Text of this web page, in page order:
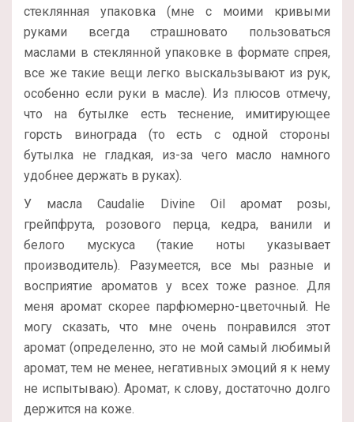
стеклянная упаковка (мне с моими кривыми
руками всегда страшновато пользоваться
маслами в стеклянной упаковке в формате спрея,
все же такие вещи легко выскальзывают из рук,
особенно если руки в масле). Из плюсов отмечу,
что на бутылке есть теснение, имитирующее
горсть винограда (то есть с одной стороны
бутылка не гладкая, из-за чего масло намного
удобнее держать в руках).
У масла Caudalie Divine Oil аромат розы,
грейпфрута, розового перца, кедра, ванили и
белого мускуса (такие ноты указывает
производитель). Разумеется, все мы разные и
восприятие ароматов у всех тоже разное. Для
меня аромат скорее парфюмерно-цветочный. Не
могу сказать, что мне очень понравился этот
аромат (определенно, это не мой самый любимый
аромат, тем не менее, негативных эмоций я к нему
не испытываю). Аромат, к слову, достаточно долго
держится на коже.